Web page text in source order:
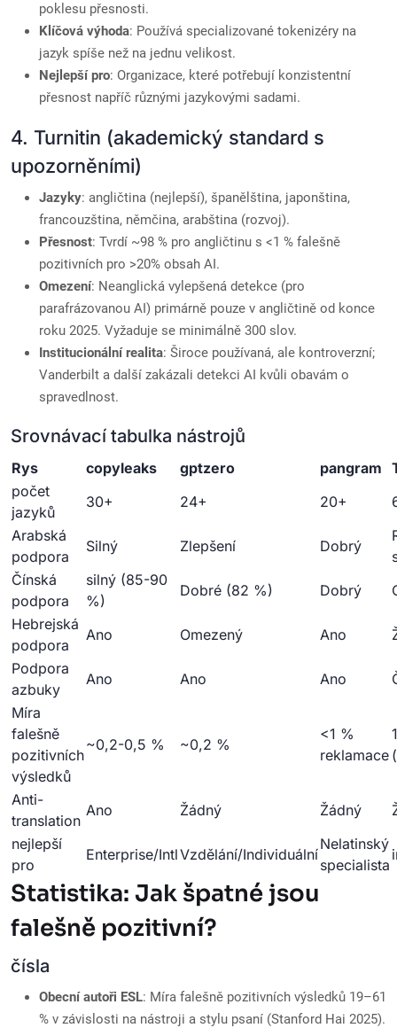
poklesu přesnosti.
Klíčová výhoda: Používá specializované tokenizéry na
jazyk spíše než na jednu velikost.
Nejlepší pro: Organizace, které potřebují konzistentní
přesnost napříč různými jazykovými sadami.
4. Turnitin (akademický standard s
upozorněními)
Jazyky: angličtina (nejlepší), španělština, japonština,
francouzština, němčina, arabština (rozvoj).
Přesnost: Tvrdí ~98 % pro angličtinu s <1 % falešně
pozitivních pro >20% obsah AI.
Omezení: Neanglická vylepšená detekce (pro
parafrázovanou AI) primárně pouze v angličtině od konce
roku 2025. Vyžaduje se minimálně 300 slov.
Institucionální realita: Široce používaná, ale kontroverzní;
Vanderbilt a další zakázali detekci AI kvůli obavám o
spravedlnost.
Srovnávací tabulka nástrojů
Rys copyleaks gptzero pangram
počet
jazyků
30+ 24+ 20+
Arabská
podpora
Silný Zlepšení Dobrý
Čínská
podpora
silný (85-90
%)
Dobré (82 %) Dobrý
Hebrejská
podpora
Ano Omezený Ano
Podpora
azbuky
Ano Ano Ano
Míra
falešně
pozitivních
výsledků
~0,2-0,5 % ~0,2 %
<1 %
reklamace
Anti-
translation
Ano Žádný Žádný
nejlepší
pro
Enterprise/IntlVzdělání/Individuální
Nelatinský
specialista
Statistika: Jak špatné jsou
falešně pozitivní?
čísla
Obecní autoři ESL: Míra falešně pozitivních výsledků 19–61
% v závislosti na nástroji a stylu psaní (Stanford Hai 2025).